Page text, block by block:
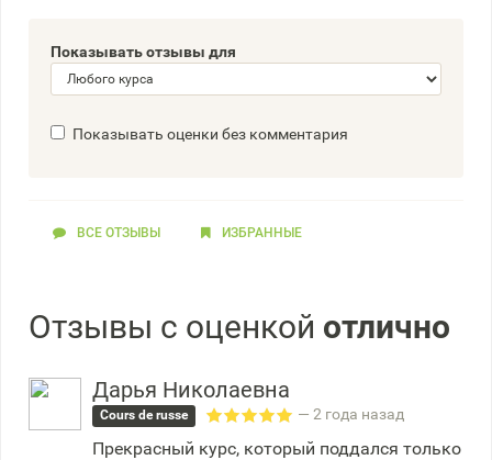
Показывать отзывы для
Показывать оценки без комментария
ВСЕ ОТЗЫВЫ ИЗБРАННЫЕ
Отзывы с оценкой отлично
Дарья Николаевна
Cours de russe — 2 года назад
Прекрасный курс, который поддался только